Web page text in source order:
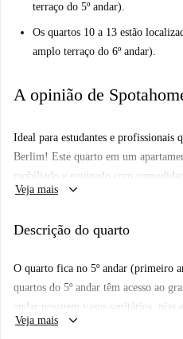
terraço do 5º andar).
Os quartos 10 a 13 estão
amplo terraço do 6º andar).
A opinião de
Ideal para estudantes e profissionais
Berlim! Este quarto em um
mobiliado e equipado com
lava-louças para maior conveniência.
permitidos, mas pessoas de todos os
turísticas como a Theodor Heuss
proximidades. O acesso ao mercado
restaurantes, como o Block House e
Veja mais keyboard_arrow_down
Descrição do quarto
O quarto fica no 5º andar (primeiro
quartos do 5º andar têm acesso ao
andar possuem vasos sanitários, pias
Veja mais
keyboard_arrow_down